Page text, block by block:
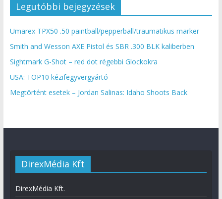
Legutóbbi bejegyzések
Umarex TPX50 .50 paintball/pepperball/traumatikus marker
Smith and Wesson AXE Pistol és SBR .300 BLK kaliberben
Sightmark G-Shot – red dot régebbi Glockokra
USA: TOP10 kézifegyvergyártó
Megtörtént esetek – Jordan Salinas: Idaho Shoots Back
DirexMédia Kft
DirexMédia Kft.